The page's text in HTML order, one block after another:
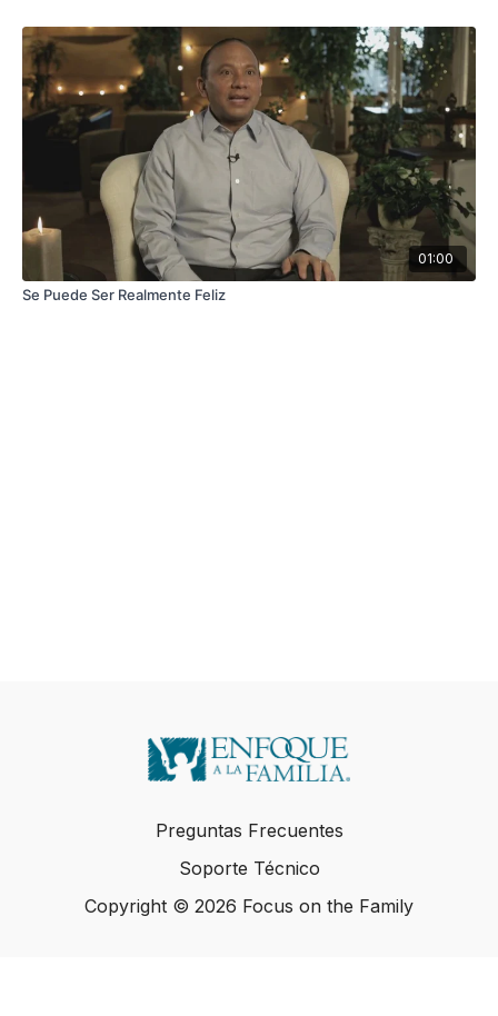
01:00
Se Puede Ser Realmente Feliz
Preguntas Frecuentes
Soporte Técnico
Copyright © 2026 Focus on the Family